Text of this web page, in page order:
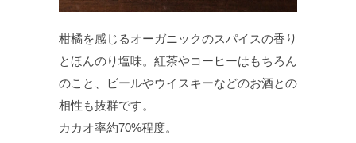
柑橘を感じるオーガニックのスパイスの香り
とほんのり塩味。紅茶やコーヒーはもちろん
のこと、ビールやウイスキーなどのお酒との
相性も抜群です。
カカオ率約70%程度。